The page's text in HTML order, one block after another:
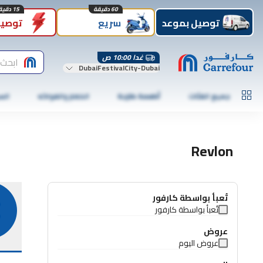
توصيل بموعد سريع
60 دقيقة 15 دقيقة
غدا 10:00 ص
DubaiFestivalCity-Dubai
جميع الفئات أطعمة طازجة الخضار والفواكه
Revlon
تُعبأ بواسطة كارفور
تُعبأ بواسطة كارفور
عروض
عروض اليوم